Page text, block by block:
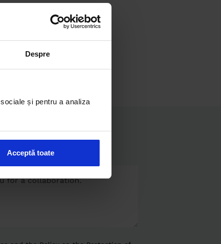
Despre
și pentru a analiza
Acceptă toate